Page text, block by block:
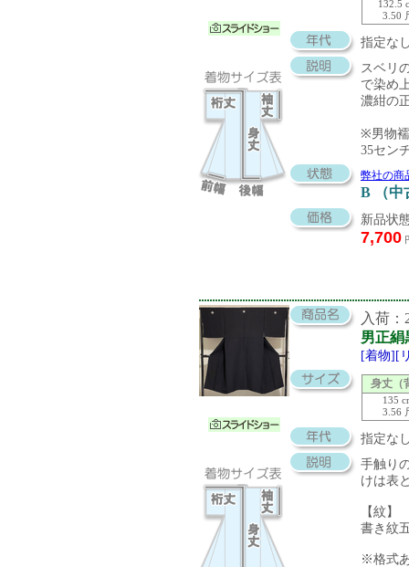
132.5
3.50
指定な
スベリ
で染め
濃紺の
※男物
35セン
弊社の商
B （中
新品状
7,700
入荷：
男正絹
[着物][
身丈（
135
3.56
指定な
手触り
けは表
【紋】
書き紋
※格式